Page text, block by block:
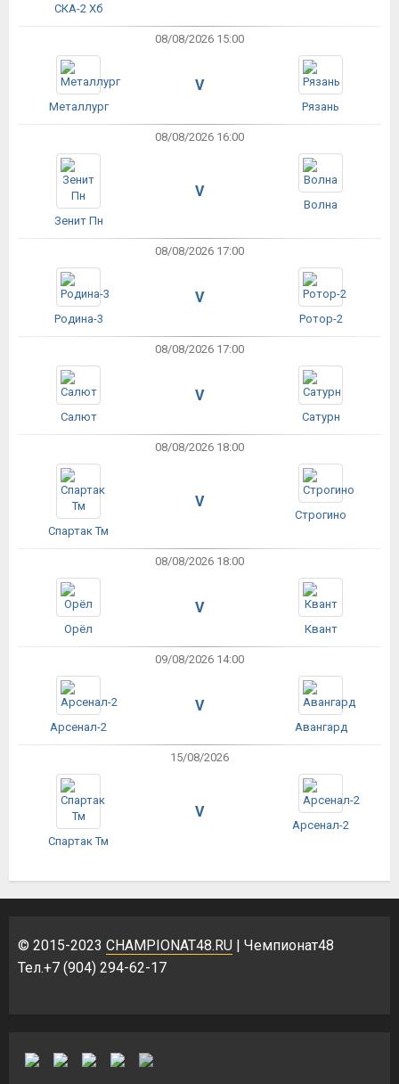
СКА-2 Хб
08/08/2026 15:00
Металлург
V
Рязань
08/08/2026 16:00
Зенит Пн
V
Волна
08/08/2026 17:00
Родина-3
V
Ротор-2
08/08/2026 17:00
Салют
V
Сатурн
08/08/2026 18:00
Спартак Тм
V
Строгино
08/08/2026 18:00
Орёл
V
Квант
09/08/2026 14:00
Арсенал-2
V
Авангард
15/08/2026
Спартак Тм
V
Арсенал-2
© 2015-2023 CHAMPIONAT48.RU | Чемпионат48
Тел.+7 (904) 294-62-17